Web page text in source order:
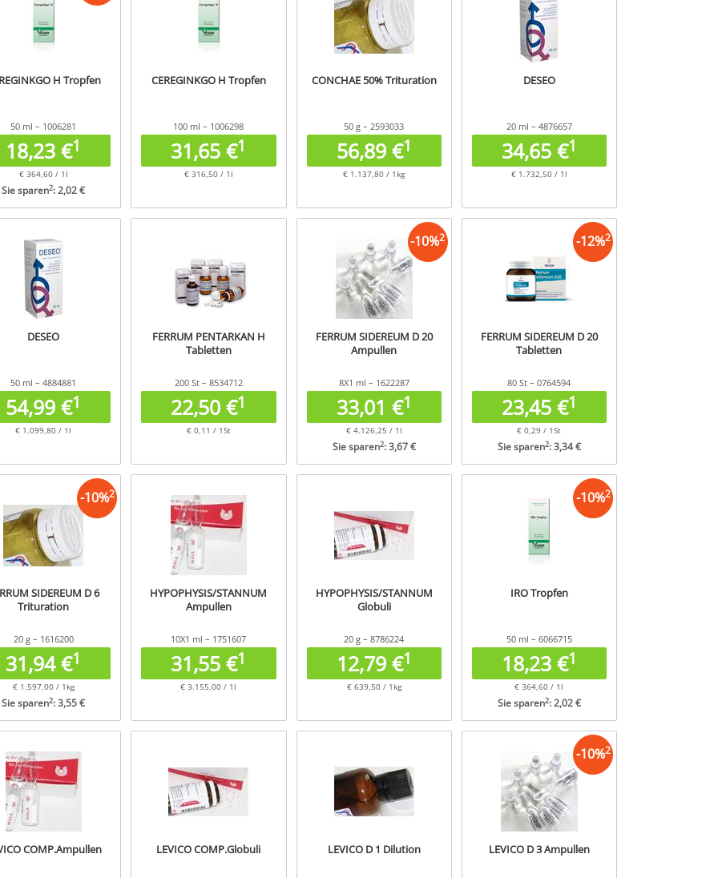
H Tropfen
50 ml – 1006281
18,23 €1
€ 364,60 / 1l
Sie sparen2: 2,02 €
CEREGINKGO H Tropfen
100 ml – 1006298
31,65 €1
€ 316,50 / 1l
CONCHAE 50% Trituration
50 g – 2593033
56,89 €1
€ 1.137,80 / 1kg
DESEO
20 ml – 4876657
34,65 €1
€ 1.732,50 / 1l
DESEO
50 ml – 4884881
54,99 €1
€ 1.099,80 / 1l
FERRUM PENTARKAN H
Tabletten
200 St – 8534712
22,50 €1
€ 0,11 / 1St
FERRUM SIDEREUM D 20
Ampullen
8X1 ml – 1622287
33,01 €1
€ 4.126,25 / 1l
Sie sparen2: 3,67 €
-10%2
FERRUM SIDEREUM D 20
Tabletten
80 St – 0764594
23,45 €1
€ 0,29 / 1St
Sie sparen2: 3,34 €
-12%2
SIDEREUM D 6
Trituration
20 g – 1616200
31,94 €1
€ 1.597,00 / 1kg
Sie sparen2: 3,55 €
-10%2
HYPOPHYSIS/STANNUM
Ampullen
10X1 ml – 1751607
31,55 €1
€ 3.155,00 / 1l
HYPOPHYSIS/STANNUM
Globuli
20 g – 8786224
12,79 €1
€ 639,50 / 1kg
IRO Tropfen
50 ml – 6066715
18,23 €1
€ 364,60 / 1l
Sie sparen2: 2,02 €
-10%2
COMP.Ampullen LEVICO COMP.Globuli LEVICO D 1 Dilution LEVICO D 3 Ampullen
-10%2